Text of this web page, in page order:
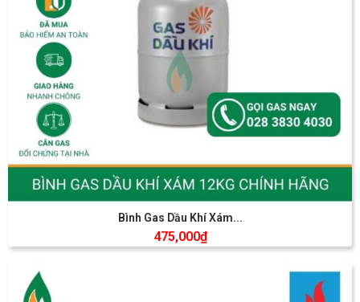
Bình Gas Dầu Khí Xám...
475,000₫